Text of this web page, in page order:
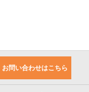
お問い合わせはこちら